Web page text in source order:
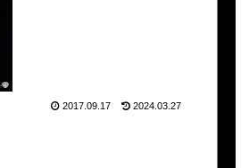
2017.09.17 2024.03.27